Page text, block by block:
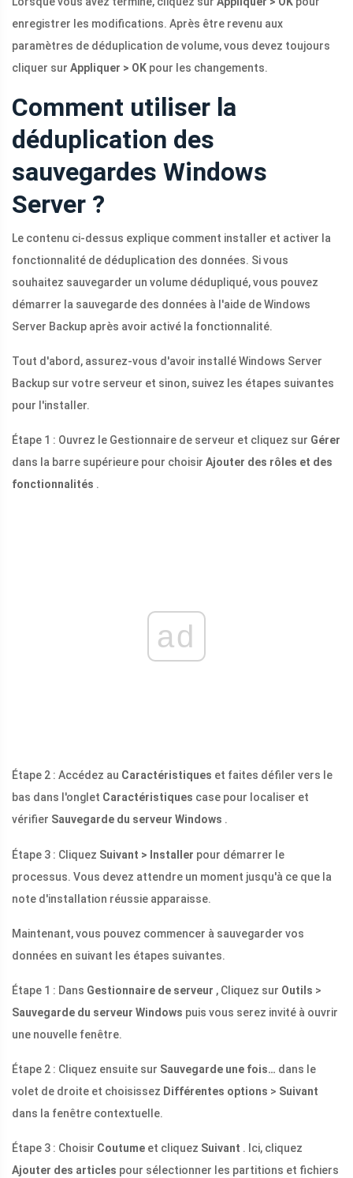
enregistrer les modifications. Après être revenu aux
paramètres de déduplication de volume, vous devez toujours
cliquer sur Appliquer > OK pour les changements.
Comment utiliser la
déduplication des
sauvegardes Windows
Server ?
Le contenu ci-dessus explique comment installer et activer la
fonctionnalité de déduplication des données. Si vous
souhaitez sauvegarder un volume dédupliqué, vous pouvez
démarrer la sauvegarde des données à l'aide de Windows
Server Backup après avoir activé la fonctionnalité.
Tout d'abord, assurez-vous d'avoir installé Windows Server
Backup sur votre serveur et sinon, suivez les étapes suivantes
pour l'installer.
Étape 1 : Ouvrez le Gestionnaire de serveur et cliquez sur Gérer
dans la barre supérieure pour choisir Ajouter des rôles et des
fonctionnalités .
ad
Étape 2 : Accédez au Caractéristiques et faites défiler vers le
bas dans l'onglet Caractéristiques case pour localiser et
vérifier Sauvegarde du serveur Windows .
Étape 3 : Cliquez Suivant > Installer pour démarrer le
processus. Vous devez attendre un moment jusqu'à ce que la
note d'installation réussie apparaisse.
Maintenant, vous pouvez commencer à sauvegarder vos
données en suivant les étapes suivantes.
Étape 1 : Dans Gestionnaire de serveur , Cliquez sur Outils >
Sauvegarde du serveur Windows puis vous serez invité à ouvrir
une nouvelle fenêtre.
Étape 2 : Cliquez ensuite sur Sauvegarde une fois… dans le
volet de droite et choisissez Différentes options > Suivant
dans la fenêtre contextuelle.
Étape 3 : Choisir Coutume et cliquez Suivant . Ici, cliquez
Ajouter des articles pour sélectionner les partitions et fichiers